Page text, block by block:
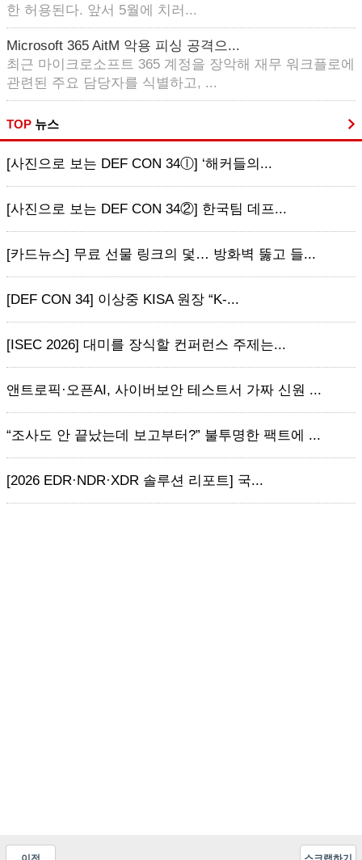
한 허용된다. 앞서 5월에 치러...
Microsoft 365 AitM 악용 피싱 공격으...
최근 마이크로소프트 365 계정을 장악해 재무 워크플로에
관련된 주요 담당자를 식별하고, ...
TOP 뉴스
[사진으로 보는 DEF CON 34ⓛ] ‘해커들의...
[사진으로 보는 DEF CON 34②] 한국팀 데프...
[카드뉴스] 무료 선물 링크의 덫… 방화벽 뚫고 들...
[DEF CON 34] 이상중 KISA 원장 “K-...
[ISEC 2026] 대미를 장식할 컨퍼런스 주제는...
앤트로픽·오픈AI, 사이버보안 테스트서 가짜 신원 ...
“조사도 안 끝났는데 보고부터?” 불투명한 팩트에 ...
[2026 EDR·NDR·XDR 솔루션 리포트] 국...